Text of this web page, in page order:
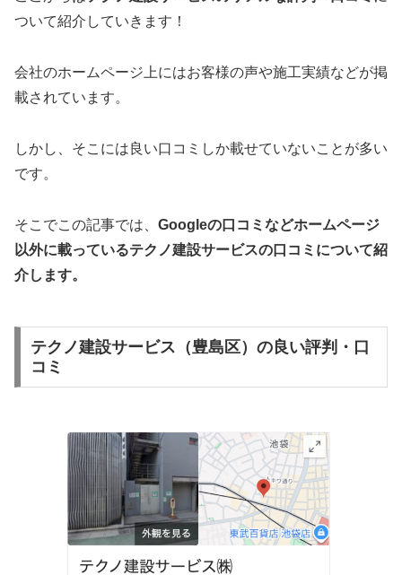
ついて紹介していきます！
会社のホームページ上にはお客様の声や施工実績などが掲
載されています。
しかし、そこには良い口コミしか載せていないことが多い
です。
そこでこの記事では、 Googleの口コミなどホームページ
以外に載っているテクノ建設サービスの口コミについて紹
介します。
テクノ建設サービス（豊島区）の良い評判・口
コミ